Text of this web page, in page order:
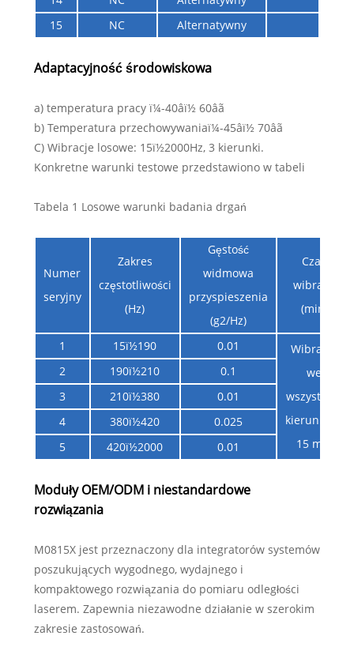
15
NC Alternatywny
Adaptacyjność środowiskowa
a) temperatura pracy ï¼-40âï½ 60âã
b) Temperatura przechowywaniaï¼-45âï½ 70âã
C) Wibracje losowe: 15ï½2000Hz, 3 kierunki.
Konkretne warunki testowe przedstawiono w tabeli
Tabela 1 Losowe warunki badania drgań
Numer
seryjny
Zakres
częstotliwości
(Hz)
Gęstość
widmowa
przyspieszenia
(g2/Hz)
Czas
wibracji
(min)
1 15ï½190 0.01
Wibracje
we
wszystkich
kierunkach
15 min
2 190ï½210
0.1
3
210ï½380
0.01
4
380ï½420
0.025
5
420ï½2000 0.01
Moduły OEM/ODM i niestandardowe
rozwiązania
M0815X jest przeznaczony dla integratorów systemów
poszukujących wygodnego, wydajnego i
kompaktowego rozwiązania do pomiaru odległości
laserem. Zapewnia niezawodne działanie w szerokim
zakresie zastosowań.